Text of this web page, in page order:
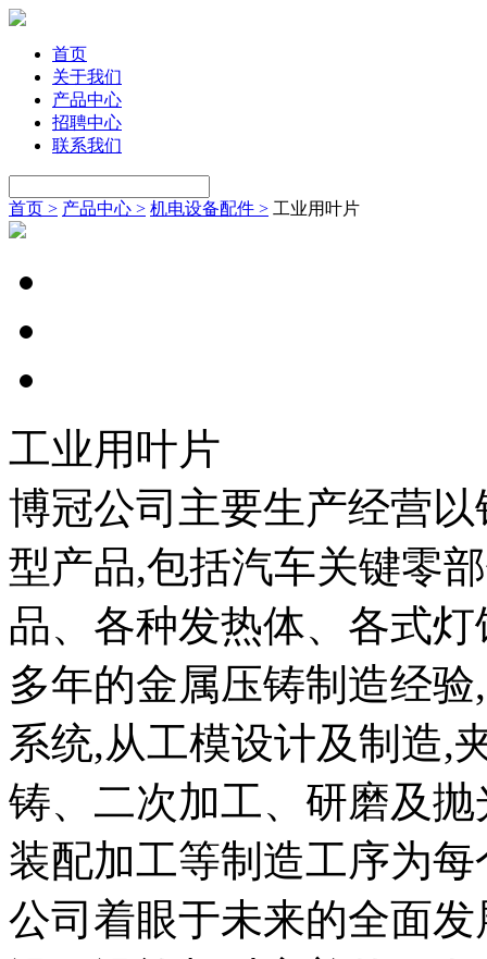
首页
关于我们
产品中心
招聘中心
联系我们
首页 > 产品中心 > 机电设备配件 > 工业用叶片
工业用叶片
博冠公司主要生产经营
型产品,包括汽车关键零
品、各种发热体、各式
多年的金属压铸制造经
系统,从工模设计及制造,
铸、二次加工、研磨及
装配加工等制造工序为每
公司着眼于未来的全面